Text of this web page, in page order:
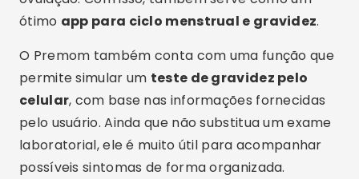
vitaminas e até mesmo participar de fóruns com
outras mulheres.
Outra vantagem importante é que esses apps
geralmente têm seções educativas. Dessa
forma, além de fazer o
teste de gravidez pelo
celular
, a usuária aprende mais sobre seu
corpo, fertilidade e ciclo hormonal. Tudo isso